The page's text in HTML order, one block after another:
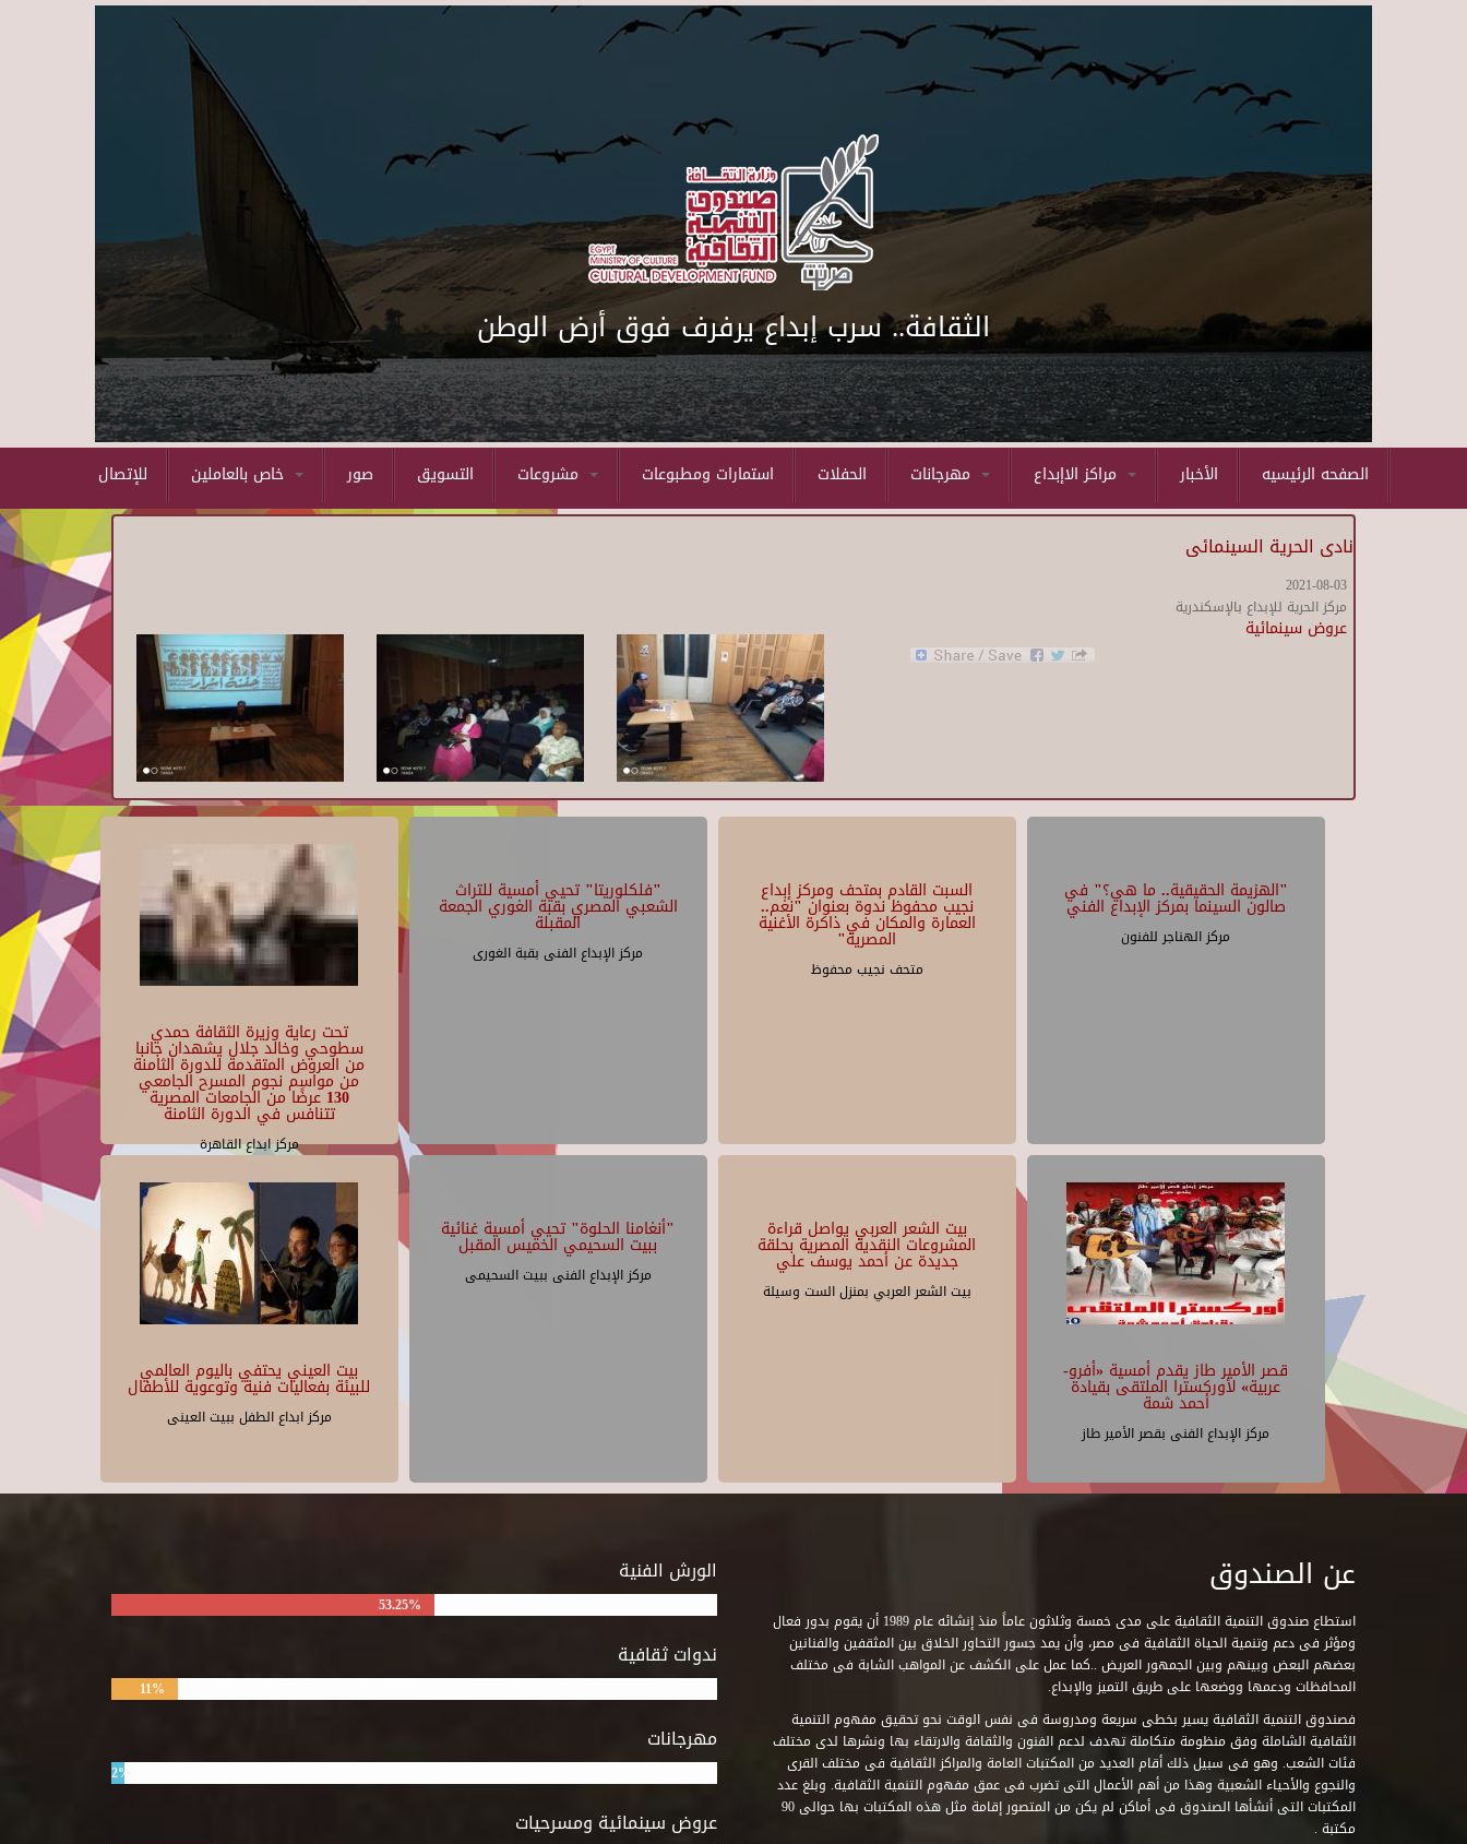
Skip to main content
الثقافة.. سرب إبداع يرفرف فوق أرض الوطن
للإتصال صور التسويق استمارات ومطبوعات الحفلات الأخبار الصفحه الرئيسيه
نادى الحرية السينمائى
2021-08-03
مركز الحرية للإبداع بالإسكندرية
عروض سينمائية
تحت رعاية وزيرة الثقافة حمدي
سطوحي وخالد جلال يشهدان جانبا
من العروض المتقدمة للدورة الثامنة
من مواسم نجوم المسرح الجامعي
130 عرضًا من الجامعات المصرية
تتنافس في الدورة الثامنة
مركز ابداع القاهرة
"فلكلوريتا" تحيي أمسية للتراث
الشعبي المصري بقبة الغوري الجمعة
المقبلة
مركز الإبداع الفنى بقبة الغورى
السبت القادم بمتحف ومركز إبداع
نجيب محفوظ ندوة بعنوان "نغم..
العمارة والمكان في ذاكرة الأغنية
المصرية"
متحف نجيب محفوظ
"الهزيمة الحقيقية.. ما هي؟" في
صالون السينما بمركز الإبداع الفني
مركز الهناجر للفنون
بيت العيني يحتفي باليوم العالمي
للبيئة بفعاليات فنية وتوعوية للأطفال
مركز ابداع الطفل ببيت العينى
"أنغامنا الحلوة" تحيي أمسية غنائية
ببيت السحيمي الخميس المقبل
مركز الإبداع الفنى ببيت السحيمى
بيت الشعر العربي يواصل قراءة
المشروعات النقدية المصرية بحلقة
جديدة عن أحمد يوسف علي
بيت الشعر العربي بمنزل الست وسيلة
قصر الأمير طاز يقدم أمسية «أفرو-
عربية» لأوركسترا الملتقى بقيادة
أحمد شمة
مركز الإبداع الفنى بقصر الأمير طاز
الورش الفنية
53.25%
ندوات ثقافية
11%
مهرجانات
2%
عروض سينمائية ومسرحيات
عن الصندوق
استطاع صندوق التنمية الثقافية على مدى خمسة وثلاثون عاماً منذ إنشائه عام 1989 أن يقوم بدور فعال
ومؤثر فى دعم وتنمية الحياة الثقافية فى مصر، وأن يمد جسور التحاور الخلاق بين المثقفين والفنانين
بعضهم البعض وبينهم وبين الجمهور العريض ..كما عمل على الكشف عن المواهب الشابة فى مختلف
المحافظات ودعمها ووضعها على طريق التميز والإبداع.
فصندوق التنمية الثقافية يسير بخطى سريعة ومدروسة فى نفس الوقت نحو تحقيق مفهوم التنمية
الثقافية الشاملة وفق منظومة متكاملة تهدف لدعم الفنون والثقافة والارتقاء بها ونشرها لدى مختلف
فئات الشعب. وهو فى سبيل ذلك أقام العديد من المكتبات العامة والمراكز الثقافية فى مختلف القرى
والنجوع والأحياء الشعبية وهذا من أهم الأعمال التى تضرب فى عمق مفهوم التنمية الثقافية. وبلغ عدد
المكتبات التى أنشأها الصندوق فى أماكن لم يكن من المتصور إقامة مثل هذه المكتبات بها حوالى 90
مكتبة .